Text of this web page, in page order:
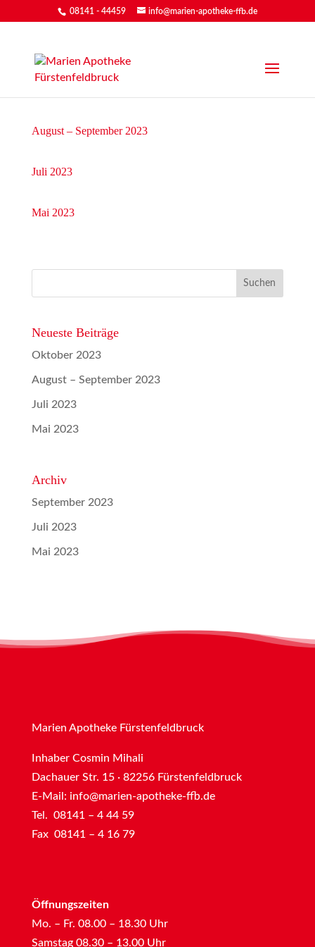
08141 - 44459 info@marien-apotheke-ffb.de
August – September 2023
Juli 2023
Mai 2023
Neueste Beiträge
Oktober 2023
August – September 2023
Juli 2023
Mai 2023
Archiv
September 2023
Juli 2023
Mai 2023
Marien Apotheke Fürstenfeldbruck
Inhaber Cosmin Mihali
Dachauer Str. 15 · 82256 Fürstenfeldbruck
E-Mail: info@marien-apotheke-ffb.de
Tel. 08141 – 4 44 59
Fax 08141 – 4 16 79
Öffnungszeiten
Mo. – Fr. 08.00 – 18.30 Uhr
Samstag 08.30 – 13.00 Uhr